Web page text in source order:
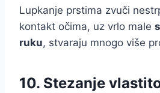
Lupkanje prstima zvuči
kontakt očima, uz vrlo male
ruku, stvaraju mnogo više
10. Stezanje